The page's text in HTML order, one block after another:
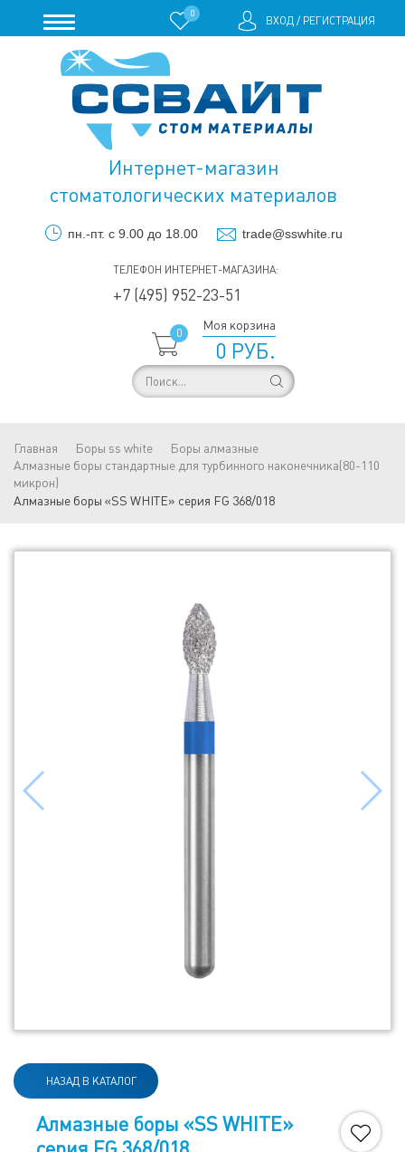
0
ВХОД/ РЕГИСТРАЦИЯ
Интернет-магазин
стоматологических материалов
пн.-пт. с 9.00 до 18.00 trade@sswhite.ru
ТЕЛЕФОН ИНТЕРНЕТ-МАГАЗИНА:
+7 (495) 952-23-51
0
Моя корзина
0 РУБ.
Главная Боры ss white
Боры алмазные
Алмазные боры стандартные для турбинного наконечника(80-110
микрон)
Алмазные боры «SS WHITE» серия FG 368/018
НАЗАД В КАТАЛОГ
Алмазные боры «SS WHITE»